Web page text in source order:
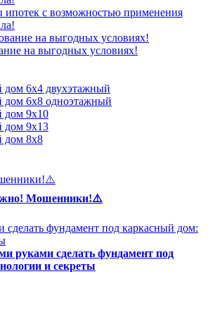
с возможностью применения
на выгодных условиях!
Мошенники!⚠️
руками сделать фундамент под
и секреты